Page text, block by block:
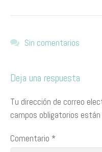
Sin comentarios
Deja una respuesta
Tu dirección de correo
campos obligatorios
Comentario *